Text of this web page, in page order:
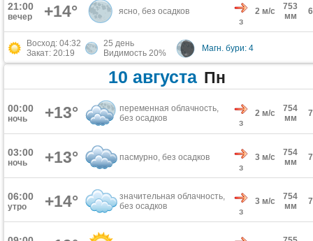
21:00
вечер +14° ясно, без осадков
З
2 м/с
753
мм
Восход: 04:32
Закат: 20:19
25 день
Видимость 20%
Магн. бури: 4
10 августа Пн
00:00
ночь +13°
переменная облачность,
без осадков
З
2 м/с
754
мм
03:00
ночь +13° пасмурно, без осадков
З
3 м/с
754
мм
06:00
утро +14°
значительная облачность,
без осадков
З
3 м/с
754
мм